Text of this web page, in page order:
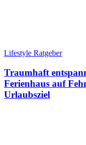
Lifestyle Ratgeber
Traumhaft
Ferienhaus auf
Urlaubsziel